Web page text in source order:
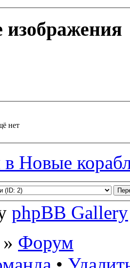
нет
в Новые
phpBB Gallery
» Форум